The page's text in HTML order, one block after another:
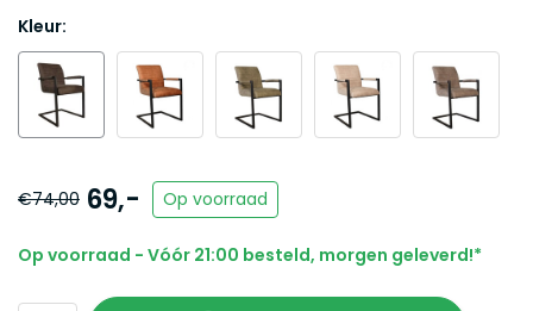
Kleur:
€74,00 69,- Op voorraad
Op voorraad - Vóór 21:00 besteld, morgen geleverd!*